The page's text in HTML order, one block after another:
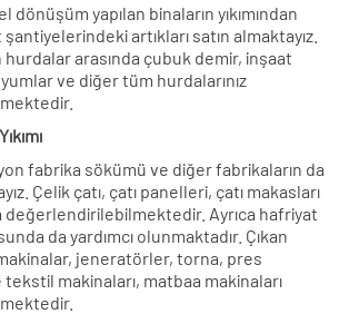
yapılan binaların yıkımından
artıkları satın almaktayız.
hurdalar arasında çubuk demir, inşaat
ve diğer tüm hurdalarınız
fabrika sökümü ve diğer fabrikaların da
Çelik çatı, çatı panelleri, çatı makasları
değerlendirilebilmektedir. Ayrıca hafriyat
da yardımcı olunmaktadır. Çıkan
jeneratörler, torna, pres
tekstil makinaları, matbaa makinaları